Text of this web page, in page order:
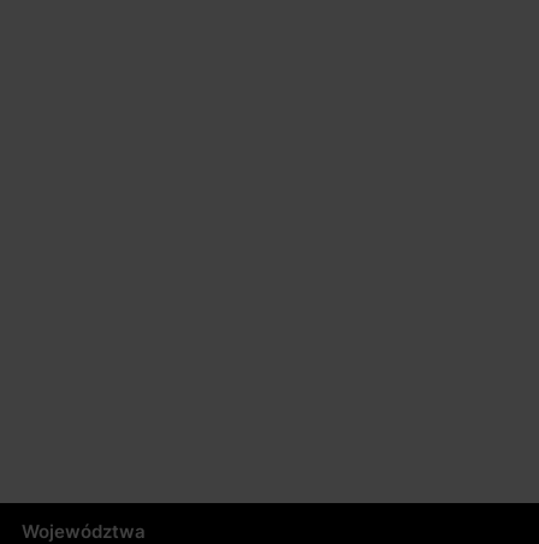
Województwa